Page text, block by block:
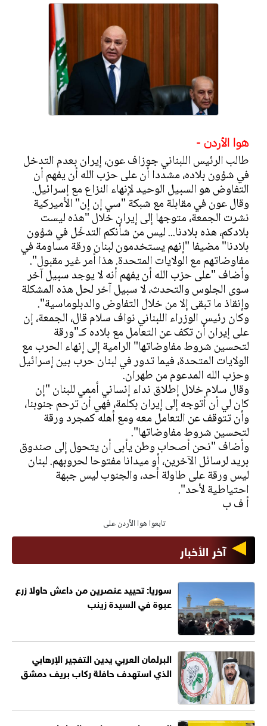
هوا الأردن -
طالب الرئيس اللبناني جوزاف عون، إيران بعدم التدخل
في شؤون بلاده، مشددا أن على حزب الله أن يفهم أن
التفاوض هو السبيل الوحيد لإنهاء النزاع مع إسرائيل.
وقال عون في مقابلة مع شبكة "سي إن إن" الأميركية
نشرت الجمعة، متوجها إلى إيران خلال "هذه ليست
بلادكم، هذه بلادنا... ليس من شأنكم التدخّل في شؤون
بلادنا" مضيفا "إنهم يستخدمون لبنان ورقة مساومة في
مفاوضاتهم مع الولايات المتحدة. هذا أمر غير مقبول".
وأضاف "على حزب الله أن يفهم أنه لا يوجد سبيل آخر
سوى الجلوس والتحدث، لا سبيل آخر لحل هذه المشكلة
وإنقاذ ما تبقى إلا من خلال التفاوض والدبلوماسية".
وكان رئيس الوزراء اللبناني نواف سلام قال، الجمعة، إن
على إيران أن تكف عن التعامل مع بلاده كـ"ورقة
لتحسين شروط مفاوضاتها" الرامية إلى إنهاء الحرب مع
الولايات المتحدة، فيما تدور في لبنان حرب بين إسرائيل
وحزب الله المدعوم من طهران.
وقال سلام خلال إطلاق نداء إنساني أممي للبنان "إن
كان لي أن أتوجه إلى إيران بكلمة، فهي أن ترحم جنوبنا،
وأن تتوقف عن التعامل معه ومع أهله كمجرد ورقة
لتحسين شروط مفاوضاتها".
وأضاف "نحن أصحاب وطن يأبى أن يتحول إلى صندوق
بريد لرسائل الآخرين، أو ميدانا مفتوحا لحروبهم. لبنان
ليس ورقة على طاولة أحد، والجنوب ليس جبهة
احتياطية لأحد".
أ ف ب
تابعوا هوا الأردن على
آخر الأخبار
سوريا: تحييد عنصرين من داعش حاولا زرع
عبوة في السيدة زينب
البرلمان العربي يدين التفجير الإرهابي
الذي استهدف حافلة ركاب بريف دمشق